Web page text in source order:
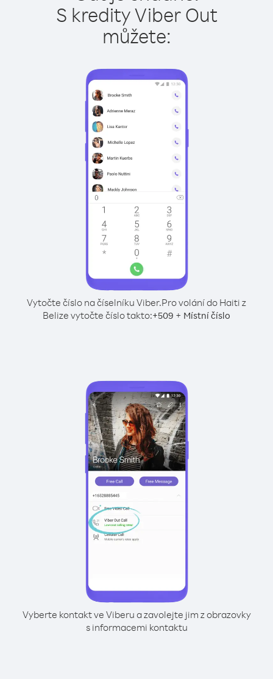
S kredity Viber Out
můžete:
Vytočte číslo na číselníku Viber.Pro volání do Haiti z
Belize vytočte číslo takto:+509 + Místní číslo
Vyberte kontakt ve Viberu a zavolejte jim z obrazovky
s informacemi kontaktu